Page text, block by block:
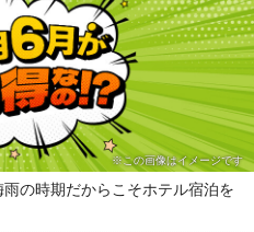
※この画像はイメージです
の時期だからこそホテル宿泊を